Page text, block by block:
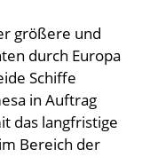
größere und
durch Europa
Schiffe
in Auftrag
das langfristige
Bereich der